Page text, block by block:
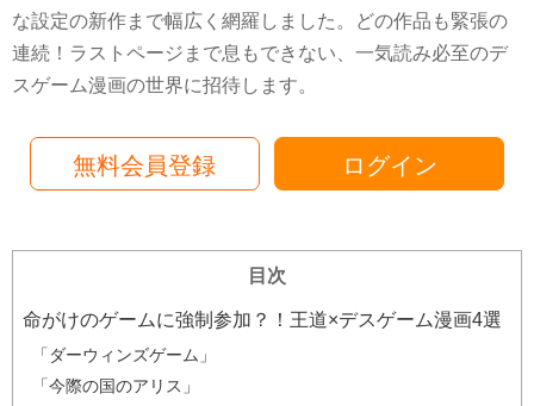
な設定の新作まで幅広く網羅しました。どの作品も緊張の
連続！ラストページまで息もできない、一気読み必至のデ
スゲーム漫画の世界に招待します。
無料会員登録 ログイン
目次
命がけのゲームに強制参加？！王道×デスゲーム漫画4選
「ダーウィンズゲーム」
「今際の国のアリス」